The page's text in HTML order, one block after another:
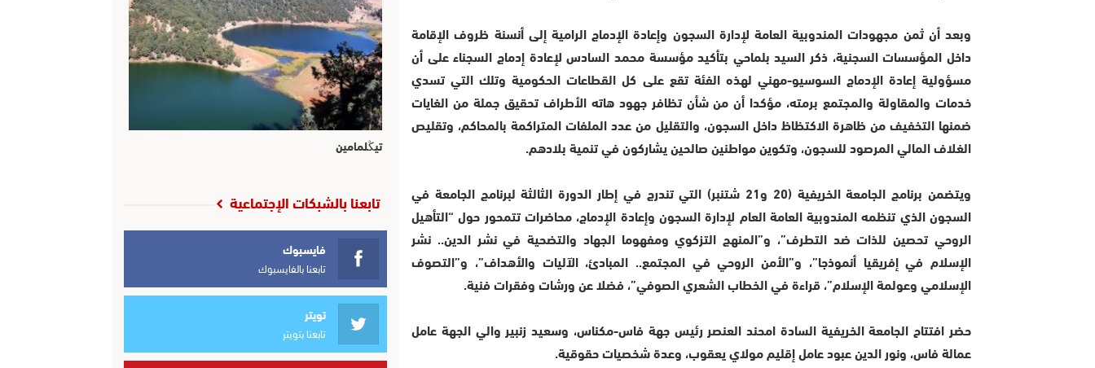
وبعد أن ثمن مجهودات المندوبية العامة لإدارة السجون وإعادة الإدماج الرامية إلى أنسنة ظروف الإقامة
داخل المؤسسات السجنية، ذكر السيد بلماحي بتأكيد مؤسسة محمد السادس لإعادة إدماج السجناء على أن
مسؤولية إعادة الإدماج السوسيو-مهني لهذه الفئة تقع على كل القطاعات الحكومية وتلك التي تسدي
خدمات والمقاولة والمجتمع برمته، مؤكدا أن من شأن تظافر جهود هاته الأطراف تحقيق جملة من الغايات
ضمنها التخفيف من ظاهرة الاكتظاظ داخل السجون، والتقليل من عدد الملفات المتراكمة بالمحاكم، وتقليص
الغلاف المالي المرصود للسجون، وتكوين مواطنين صالحين يشاركون في تنمية بلادهم.
ويتضمن برنامج الجامعة الخريفية (20 و21 شتنبر) التي تندرج في إطار الدورة الثالثة لبرنامج الجامعة في
السجون الذي تنظمه المندوبية العامة العام لإدارة السجون وإعادة الإدماج، محاضرات تتمحور حول “التأهيل
الروحي تحصين للذات ضد التطرف”، و”المنهج التزكوي ومفهوما الجهاد والتضحية في نشر الدين.. نشر
الإسلام في إفريقيا أنموذجا”، و”الأمن الروحي في المجتمع.. المبادئ، الآليات والأهداف”، و”التصوف
الإسلامي وعولمة الإسلام”، قراءة في الخطاب الشعري الصوفي”، فضلا عن ورشات وفقرات فنية.
حضر افتتاح الجامعة الخريفية السادة امحند العنصر رئيس جهة فاس-مكناس، وسعيد زنبير والي الجهة عامل
عمالة فاس، ونور الدين عبود عامل إقليم مولاي يعقوب، وعدة شخصيات حقوقية.
تيڭلمامين
تابعنا بالشبكات الإجتماعية
فايسبوك
تابعنا بالفايسبوك
تويتر
تابعنا بتويتر